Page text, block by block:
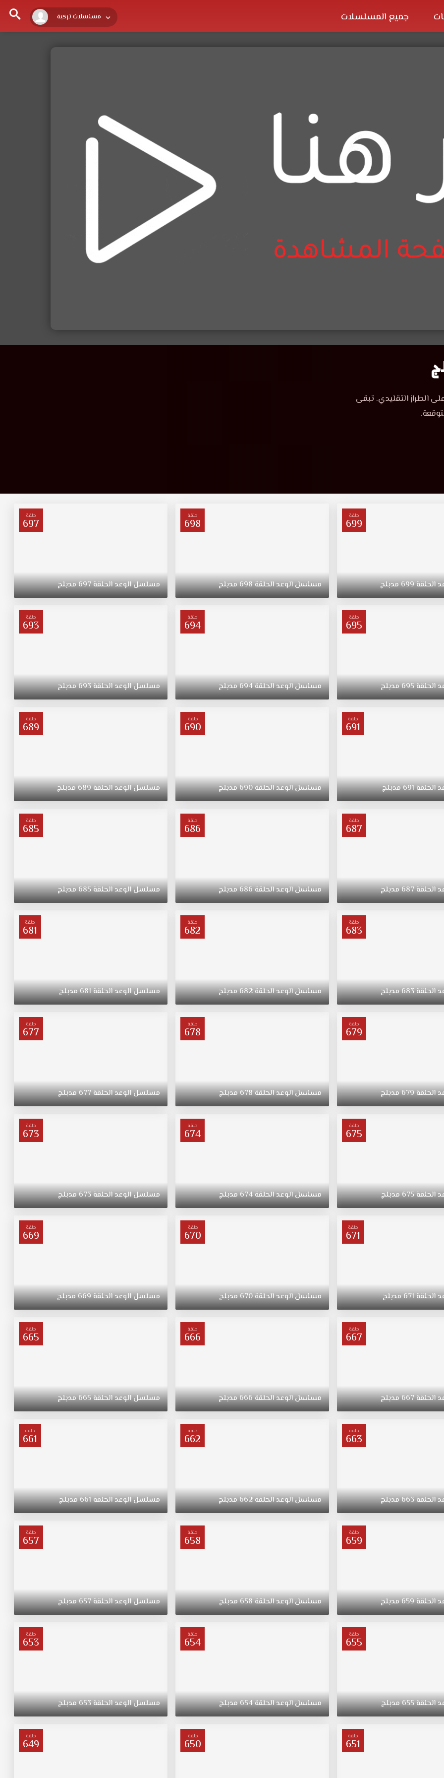
مسلسلات تركية جميع المسلسلات
الطراز التقليدي. تبقى
حلقة
699
الحلقة699مدبلج
حلقة
698
مسلسلالوعدالحلقة698مدبلج
حلقة
697
مسلسلالوعدالحلقة697مدبلج
حلقة
695
الحلقة695مدبلج
حلقة
694
مسلسلالوعدالحلقة694مدبلج
حلقة
693
مسلسلالوعدالحلقة693مدبلج
حلقة
691
الحلقة691مدبلج
حلقة
690
مسلسلالوعدالحلقة690مدبلج
حلقة
689
مسلسلالوعدالحلقة689مدبلج
حلقة
687
الحلقة687مدبلج
حلقة
686
مسلسلالوعدالحلقة686مدبلج
حلقة
685
مسلسلالوعدالحلقة685مدبلج
حلقة
683
الحلقة683مدبلج
حلقة
682
مسلسلالوعدالحلقة682مدبلج
حلقة
681
مسلسلالوعدالحلقة681مدبلج
حلقة
679
الحلقة679مدبلج
حلقة
678
مسلسلالوعدالحلقة678مدبلج
حلقة
677
مسلسلالوعدالحلقة677مدبلج
حلقة
675
الحلقة675مدبلج
حلقة
674
مسلسلالوعدالحلقة674مدبلج
حلقة
673
مسلسلالوعدالحلقة673مدبلج
حلقة
671
الحلقة671مدبلج
حلقة
670
مسلسلالوعدالحلقة670مدبلج
حلقة
669
مسلسلالوعدالحلقة669مدبلج
حلقة
667
الحلقة667مدبلج
حلقة
666
مسلسلالوعدالحلقة666مدبلج
حلقة
665
مسلسلالوعدالحلقة665مدبلج
حلقة
663
الحلقة663مدبلج
حلقة
662
مسلسلالوعدالحلقة662مدبلج
حلقة
661
مسلسلالوعدالحلقة661مدبلج
حلقة
659
الحلقة659مدبلج
حلقة
658
مسلسلالوعدالحلقة658مدبلج
حلقة
657
مسلسلالوعدالحلقة657مدبلج
حلقة
655
الحلقة655مدبلج
حلقة
654
مسلسلالوعدالحلقة654مدبلج
حلقة
653
مسلسلالوعدالحلقة653مدبلج
حلقة
651
حلقة
650
حلقة
649